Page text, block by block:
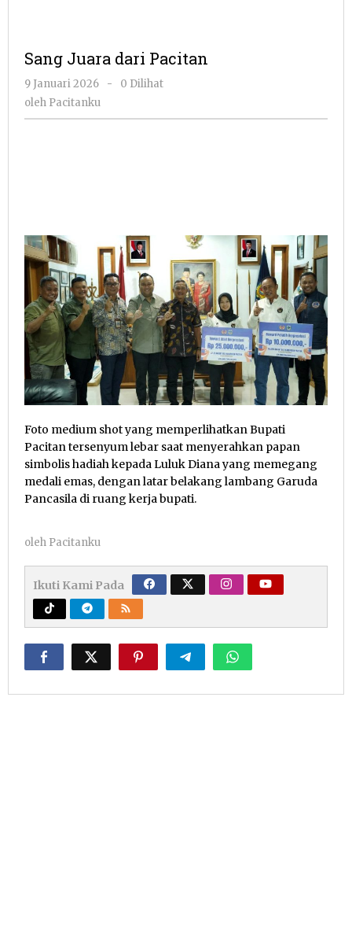
Sang Juara dari Pacitan
9 Januari 2026
oleh
-
0 Dilihat
oleh Pacitanku
Foto medium shot yang memperlihatkan Bupati
Pacitan tersenyum lebar saat menyerahkan papan
simbolis hadiah kepada Luluk Diana yang memegang
medali emas, dengan latar belakang lambang Garuda
Pancasila di ruang kerja bupati.
oleh Pacitanku
Ikuti Kami Pada